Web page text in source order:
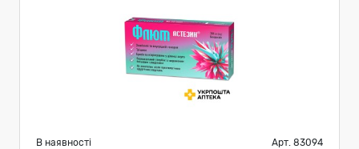
В наявності Арт. 83094